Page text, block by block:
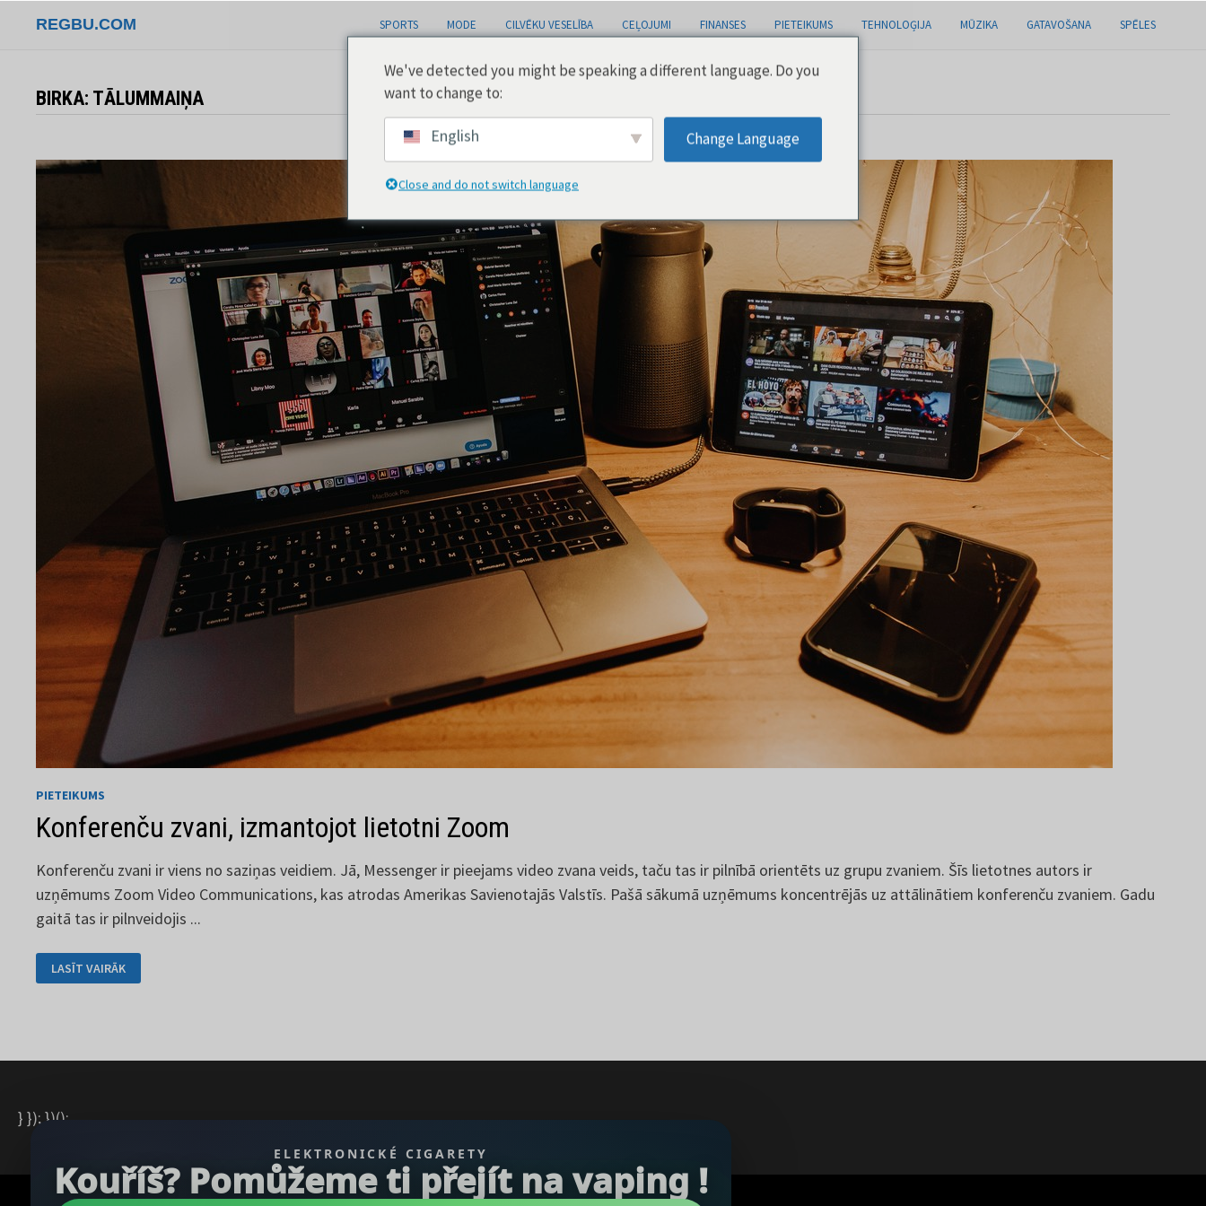
REGBU.COM SPORTS MODE CILVĒKU VESELĪBA CEĻOJUMI FINANSES PIETEIKUMS TEHNOLOĢIJA MŪZIKA GATAVOŠANA SPĒLES
BIRKA: TĀLUMMAIŅA
PIETEIKUMS
Konferenču zvani, izmantojot lietotni Zoom
Konferenču zvani ir viens no saziņas veidiem. Jā, Messenger ir pieejams video zvana veids, taču tas ir pilnībā orientēts uz grupu zvaniem. Šīs lietotnes autors ir
uzņēmums Zoom Video Communications, kas atrodas Amerikas Savienotajās Valstīs. Pašā sākumā uzņēmums koncentrējās uz attālinātiem konferenču zvaniem. Gadu
gaitā tas ir pilnveidojis ...
KONFERENČU
ZVANI,
IZMANTOJOT
LASĪT VAIRĀK
ELEKTRONICKÉ CIGARETY
Kouříš? Pomůžeme ti přejít na vaping !
} }); })();
We've detected you might be speaking a different language. Do you
want to change to:
English Change Language
Close and do not switch language